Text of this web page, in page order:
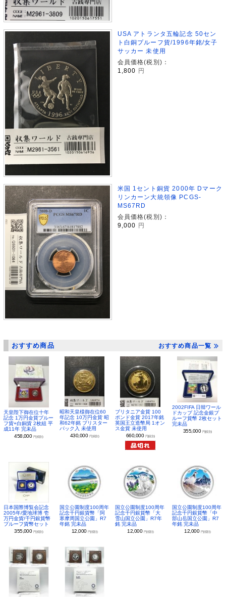
USA アトランタ五輪記念 50セン
ト白銅プルーフ貨/1996年銘/女子
サッカー 未使用
会員価格(税別)：
1,800
円
米国 1セント銅貨 2000年 Dマーク
リンカーン大統領像 PCGS-
MS67RD
会員価格(税別)：
9,000
円
おすすめ商品 おすすめ商品一覧
天皇陛下御在位十年
記念 1万円金貨プルー
フ貨+白銅貨 2枚組 平
成11年 完未品
458,000 円(税別)
昭和天皇様御在位60
年記念 10万円金貨 昭
和62年銘 ブリスター
パック入 未使用
430,000 円(税別)
ブリタニア金貨 100
ポンド金貨 2017年銘
英国王立造幣局 1オン
ス金貨 未使用
660,000 円(税別)
2002FIFA 日韓ワール
ドカップ 記念金銀プ
ルーフ貨幣 2枚セット
完未品
355,000 円(税別)
日本国際博覧会記念
2005年/愛地球博 壱
万円金貨/千円銀貨幣
プルーフ貨幣セット
355,000 円(税別)
国立公園制度100周年
記念千円銀貨幣「阿
寒摩周国立公園」R7
年銘 完未品
12,000 円(税別)
国立公園制度100周年
記念千円銀貨幣「大
雪山国立公園」R7年
銘 完未品
12,000 円(税別)
国立公園制度100周年
記念千円銀貨幣「中
部山岳国立公園」R7
年銘 完未品
12,000 円(税別)